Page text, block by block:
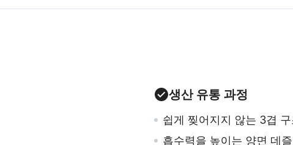
생산 유통 과정
쉽게 찢어지지 않는 3겹 구
흡수력을 높이는 양면 데